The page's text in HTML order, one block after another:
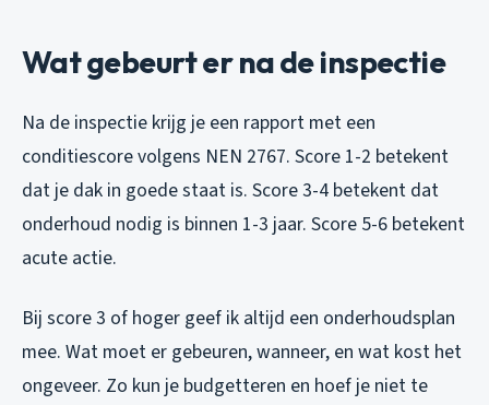
Wat gebeurt er na de inspectie
Na de inspectie krijg je een rapport met een
conditiescore volgens NEN 2767. Score 1-2 betekent
dat je dak in goede staat is. Score 3-4 betekent dat
onderhoud nodig is binnen 1-3 jaar. Score 5-6 betekent
acute actie.
Bij score 3 of hoger geef ik altijd een onderhoudsplan
mee. Wat moet er gebeuren, wanneer, en wat kost het
ongeveer. Zo kun je budgetteren en hoef je niet te